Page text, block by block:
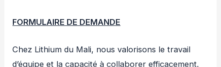
FORMULAIRE DE DEMANDE
Chez Lithium du Mali, nous valorisons le travail
d’équipe et la capacité à collaborer efficacement.